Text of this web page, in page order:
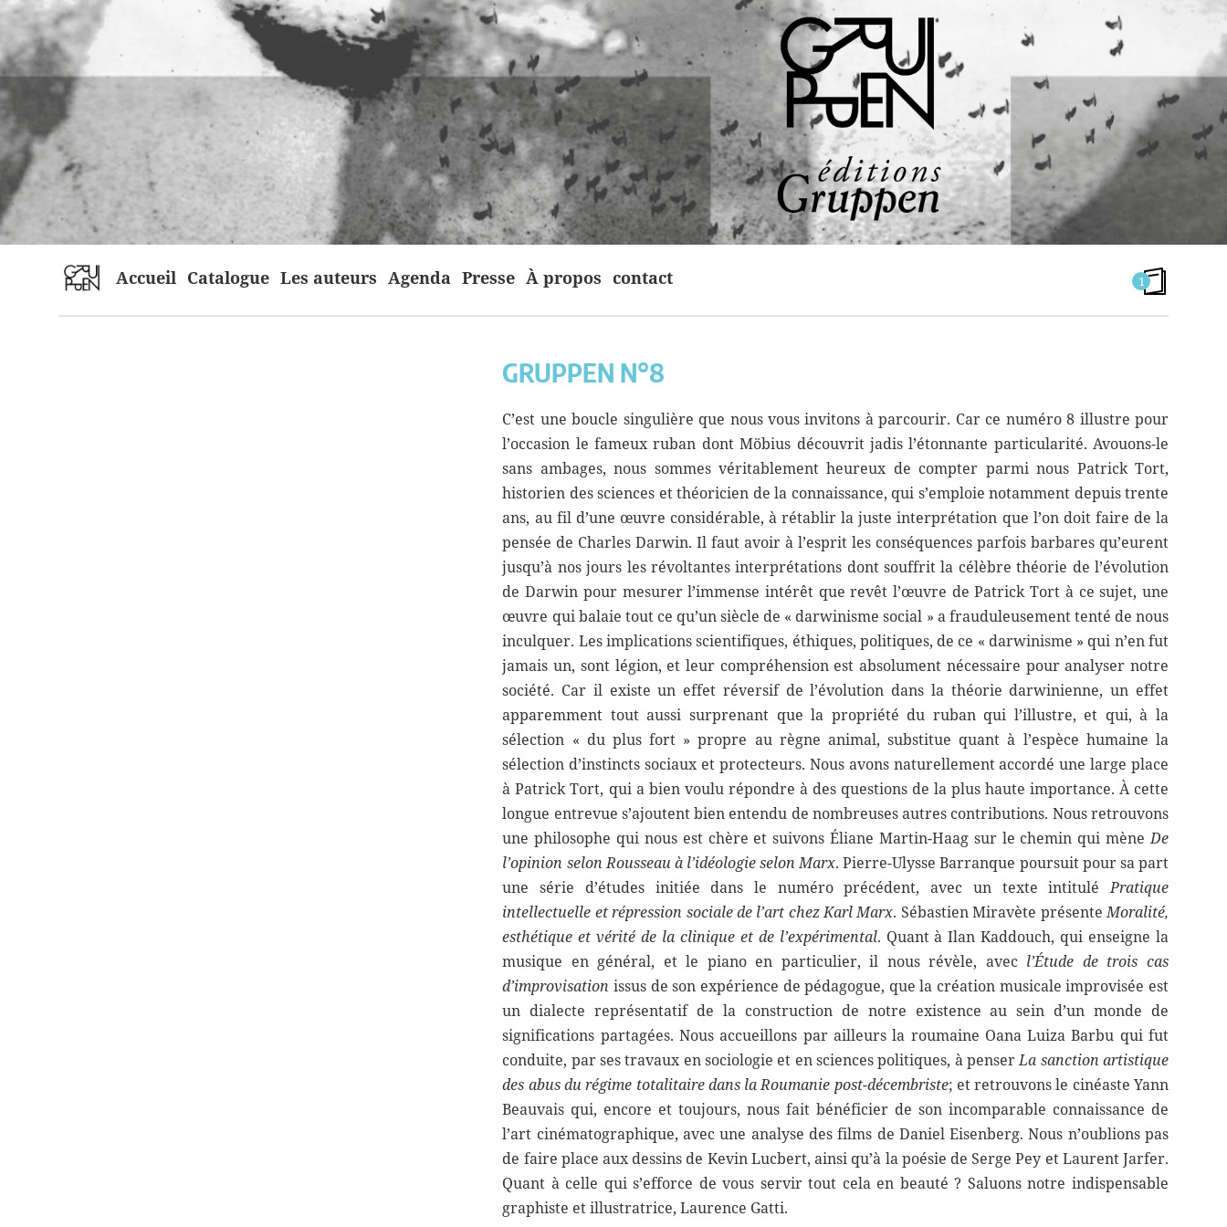
home Accueil Catalogue Les auteurs Agenda Presse À propos contact 1
GRUPPEN N°8
GRUPPEN N°8
C’est une boucle singulière que nous vous invitons à parcourir. Car ce numéro 8 illustre pour
l’occasion le fameux ruban dont Möbius découvrit jadis l’étonnante particularité. Avouons-le
sans ambages, nous sommes véritablement heureux de compter parmi nous Patrick Tort,
historien des sciences et théoricien de la connaissance, qui s’emploie notamment depuis trente
ans, au fil d’une œuvre considérable, à rétablir la juste interprétation que l’on doit faire de la
pensée de Charles Darwin. Il faut avoir à l’esprit les conséquences parfois barbares qu’eurent
jusqu’à nos jours les révoltantes interprétations dont souffrit la célèbre théorie de l’évolution
de Darwin pour mesurer l’immense intérêt que revêt l’œuvre de Patrick Tort à ce sujet, une
œuvre qui balaie tout ce qu’un siècle de « darwinisme social » a frauduleusement tenté de nous
inculquer. Les implications scientifiques, éthiques, politiques, de ce « darwinisme » qui n’en fut
jamais un, sont légion, et leur compréhension est absolument nécessaire pour analyser notre
société. Car il existe un effet réversif de l’évolution dans la théorie darwinienne, un effet
apparemment tout aussi surprenant que la propriété du ruban qui l’illustre, et qui, à la
sélection « du plus fort » propre au règne animal, substitue quant à l’espèce humaine la
sélection d’instincts sociaux et protecteurs. Nous avons naturellement accordé une large place
à Patrick Tort, qui a bien voulu répondre à des questions de la plus haute importance. À cette
longue entrevue s’ajoutent bien entendu de nombreuses autres contributions. Nous retrouvons
une philosophe qui nous est chère et suivons Éliane Martin-Haag sur le chemin qui mèneDe
l’opinion selon Rousseau à l’idéologie selon Marx. Pierre-Ulysse Barranque poursuit pour sa part
une série d’études initiée dans le numéro précédent, avec un texte intituléPratique
intellectuelle et répression sociale de l’art chez Karl Marx. Sébastien Miravète présenteMoralité,
esthétique et vérité de la clinique et de l’expérimental. Quant à Ilan Kaddouch, qui enseigne la
musique en général, et le piano en particulier, il nous révèle, avec l’Étude de trois cas
d’improvisation issus de son expérience de pédagogue, que la création musicale improvisée est
un dialecte représentatif de la construction de notre existence au sein d’un monde de
significations partagées. Nous accueillons par ailleurs la roumaine Oana Luiza Barbu qui fut
conduite, par ses travaux en sociologie et en sciences politiques, à penserLa sanction artistique
des abus du régime totalitaire dans la Roumanie post-décembriste; et retrouvons le cinéaste Yann
Beauvais qui, encore et toujours, nous fait bénéficier de son incomparable connaissance de
l’art cinématographique, avec une analyse des films de Daniel Eisenberg. Nous n’oublions pas
de faire place aux dessins de Kevin Lucbert, ainsi qu’à la poésie de Serge Pey et Laurent Jarfer.
Quant à celle qui s’efforce de vous servir tout cela en beauté ? Saluons notre indispensable
graphiste et illustratrice, Laurence Gatti.